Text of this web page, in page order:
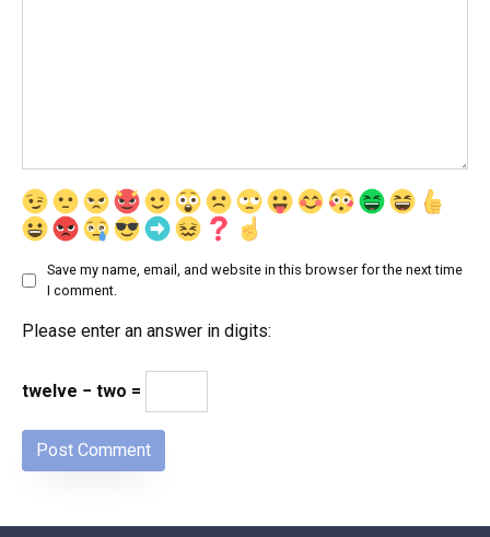
Save my name, email, and website in this browser for the next time
I comment.
Please enter an answer in digits:
twelve − two =